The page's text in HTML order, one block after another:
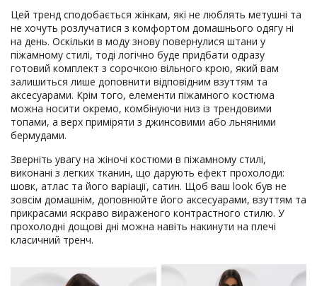
Цей тренд сподобається жінкам, які не люблять метушні та
не хочуть розлучатися з комфортом домашнього одягу ні
на день. Оскільки в моду знову повернулися штани у
піжамному стилі, тоді логічно буде придбати одразу
готовий комплект з сорочкою вільного крою, який вам
залишиться лише доповнити відповідним взуттям та
аксесуарами. Крім того, елементи піжамного костюма
можна носити окремо, комбінуючи низ із трендовими
топами, а верх приміряти з джинсовими або льняними
бермудами.
Зверніть увагу на жіночі костюми в піжамному стилі,
виконані з легких тканин, що дарують ефект прохолоди:
шовк, атлас та його варіації, сатин. Щоб ваш look був не
зовсім домашнім, доповнюйте його аксесуарами, взуттям та
прикрасами яскраво вираженого контрастного стилю. У
прохолодні дощові дні можна навіть накинути на плечі
класичний тренч.